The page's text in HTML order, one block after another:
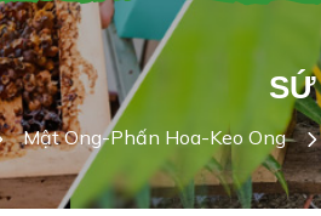
Mật Ong-Phấn Hoa-Keo Ong